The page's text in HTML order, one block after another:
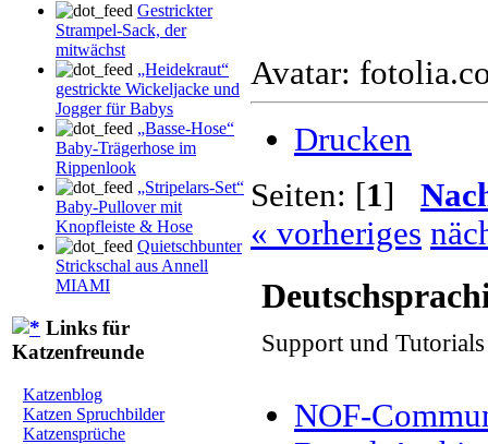
Gestrickter
Strampel-Sack, der
mitwächst
„Heidekraut“
gestrickte Wickeljacke und
Jogger für Babys
„Basse-Hose“
Baby-Trägerhose im
Rippenlook
„Stripelars-Set“
Baby-Pullover mit
Knopfleiste & Hose
Quietschbunter
Strickschal aus Annell
MIAMI
Links für
Katzenfreunde
Katzenblog
Katzen Spruchbilder
Katzensprüche
Avatar:
Drucken
Seiten: [1]
« vorheriges
Support und
NOF-